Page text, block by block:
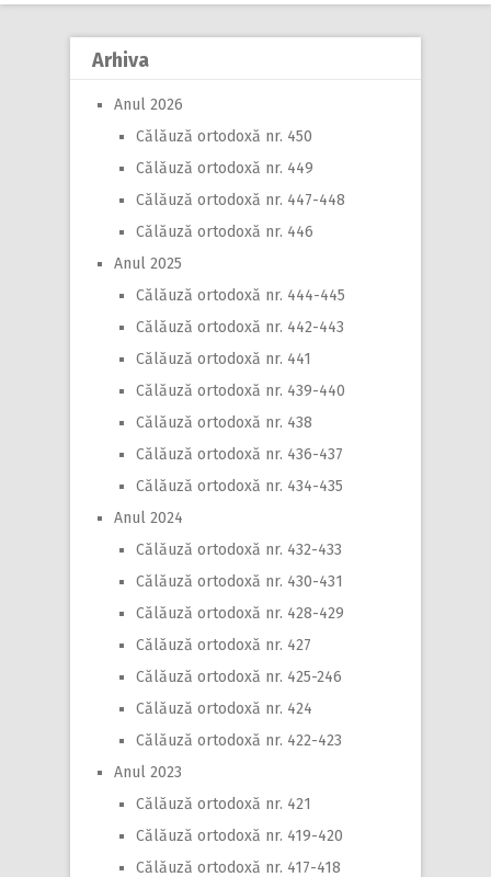
Arhiva
Anul 2026
Călăuză ortodoxă nr. 450
Călăuză ortodoxă nr. 449
Călăuză ortodoxă nr. 447-448
Călăuză ortodoxă nr. 446
Anul 2025
Călăuză ortodoxă nr. 444-445
Călăuză ortodoxă nr. 442-443
Călăuză ortodoxă nr. 441
Călăuză ortodoxă nr. 439-440
Călăuză ortodoxă nr. 438
Călăuză ortodoxă nr. 436-437
Călăuză ortodoxă nr. 434-435
Anul 2024
Călăuză ortodoxă nr. 432-433
Călăuză ortodoxă nr. 430-431
Călăuză ortodoxă nr. 428-429
Călăuză ortodoxă nr. 427
Călăuză ortodoxă nr. 425-246
Călăuză ortodoxă nr. 424
Călăuză ortodoxă nr. 422-423
Anul 2023
Călăuză ortodoxă nr. 421
Călăuză ortodoxă nr. 419-420
Călăuză ortodoxă nr. 417-418